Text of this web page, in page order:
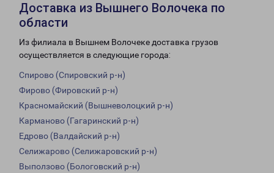
Доставка из Вышнего Волочека по
области
Из филиала в Вышнем Волочеке доставка грузов
осуществляется в следующие города:
Спирово (Спировский р-н)
Фирово (Фировский р-н)
Красномайский (Вышневолоцкий р-н)
Карманово (Гагаринский р-н)
Едрово (Валдайский р-н)
Селижарово (Селижаровский р-н)
Выползово (Бологовский р-н)